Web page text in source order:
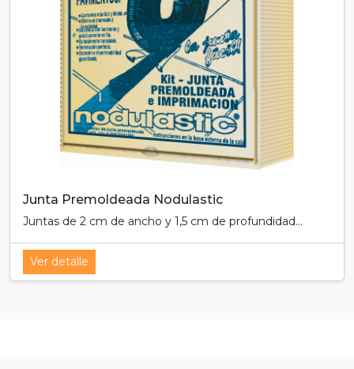
Junta Premoldeada Nodulastic
Juntas de 2 cm de ancho y 1,5 cm de profundidad...
Ver detalle